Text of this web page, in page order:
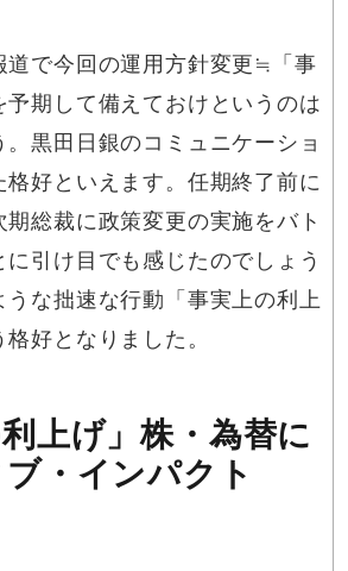
道で今回の運用方針変更≒「事
予期して備えておけというのは
黒田日銀のコミュニケーショ
格好といえます。任期終了前に
総裁に政策変更の実施をバト
に引け目でも感じたのでしょう
うな拙速な行動「事実上の利上
好となりました。
利上げ」株・為替に
・インパクト